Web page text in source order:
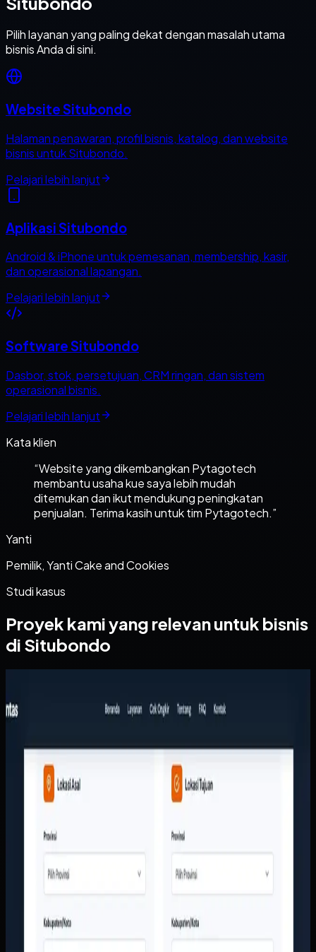
Pilih layanan yang paling dekat dengan masalah utama
bisnis Anda di sini.
Website Situbondo
Halaman penawaran, profil bisnis, katalog, dan website
bisnis untuk Situbondo.
Pelajari lebih lanjut
Aplikasi Situbondo
Android & iPhone untuk pemesanan, membership, kasir,
dan operasional lapangan.
Pelajari lebih lanjut
Software Situbondo
Dasbor, stok, persetujuan, CRM ringan, dan sistem
operasional bisnis.
Pelajari lebih lanjut
Kata klien
“Website yang dikembangkan Pytagotech
membantu usaha kue saya lebih mudah
ditemukan dan ikut mendukung peningkatan
penjualan. Terima kasih untuk tim Pytagotech.”
Yanti
Pemilik, Yanti Cake and Cookies
Studi kasus
Proyek kami yang relevan untuk bisnis
di Situbondo
Arthalintas
Sebelumnya
Tim layanan pelanggan terlalu sering menjawab
pertanyaan dasar seperti ongkir, cakupan kota, dan jenis
tampilan digital yang lebih meyakinkan agar calon
pelanggan berani mengirim barang bernilai tinggi tanpa
Yang kami bangun
Kami membangun website responsif dengan kalkulator
ongkir, struktur layanan yang jelas, dan CTA yang langsung